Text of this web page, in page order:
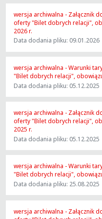
wersja archiwalna - Załącznik
oferty "Bilet dobrych relacji",
2026 r.
Data dodania pliku: 09.01.2026
wersja archiwalna - Warunki
"Bilet dobrych relacji",
Data dodania pliku: 05.12.2025
wersja archiwalna - Załącznik
oferty "Bilet dobrych relacji",
2025 r.
Data dodania pliku: 05.12.2025
wersja archiwalna - Warunki
"Bilet dobrych relacji",
Data dodania pliku: 25.08.2025
wersja archiwalna - Załącznik